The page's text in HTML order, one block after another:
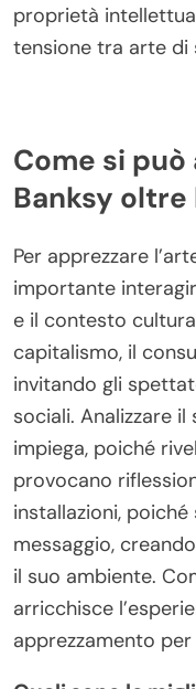
arte, poiché molte
private senza
sollevando
Inoltre, l’uso di
parte di Banksy ha
tensione tra arte di
Come si può
Banksy oltre